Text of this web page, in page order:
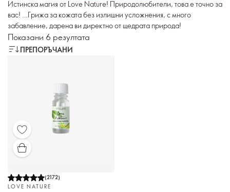
Истинска магия от Love Nature! Природолюбители, това е точно за
вас! …Грижа за кожата без излишни усложнения, с много
забавление, дарена ви директно от щедрата природа!
Показани 6 резултата
ПРЕПОРЪЧАНИ
(2172)
LOVE NATURE